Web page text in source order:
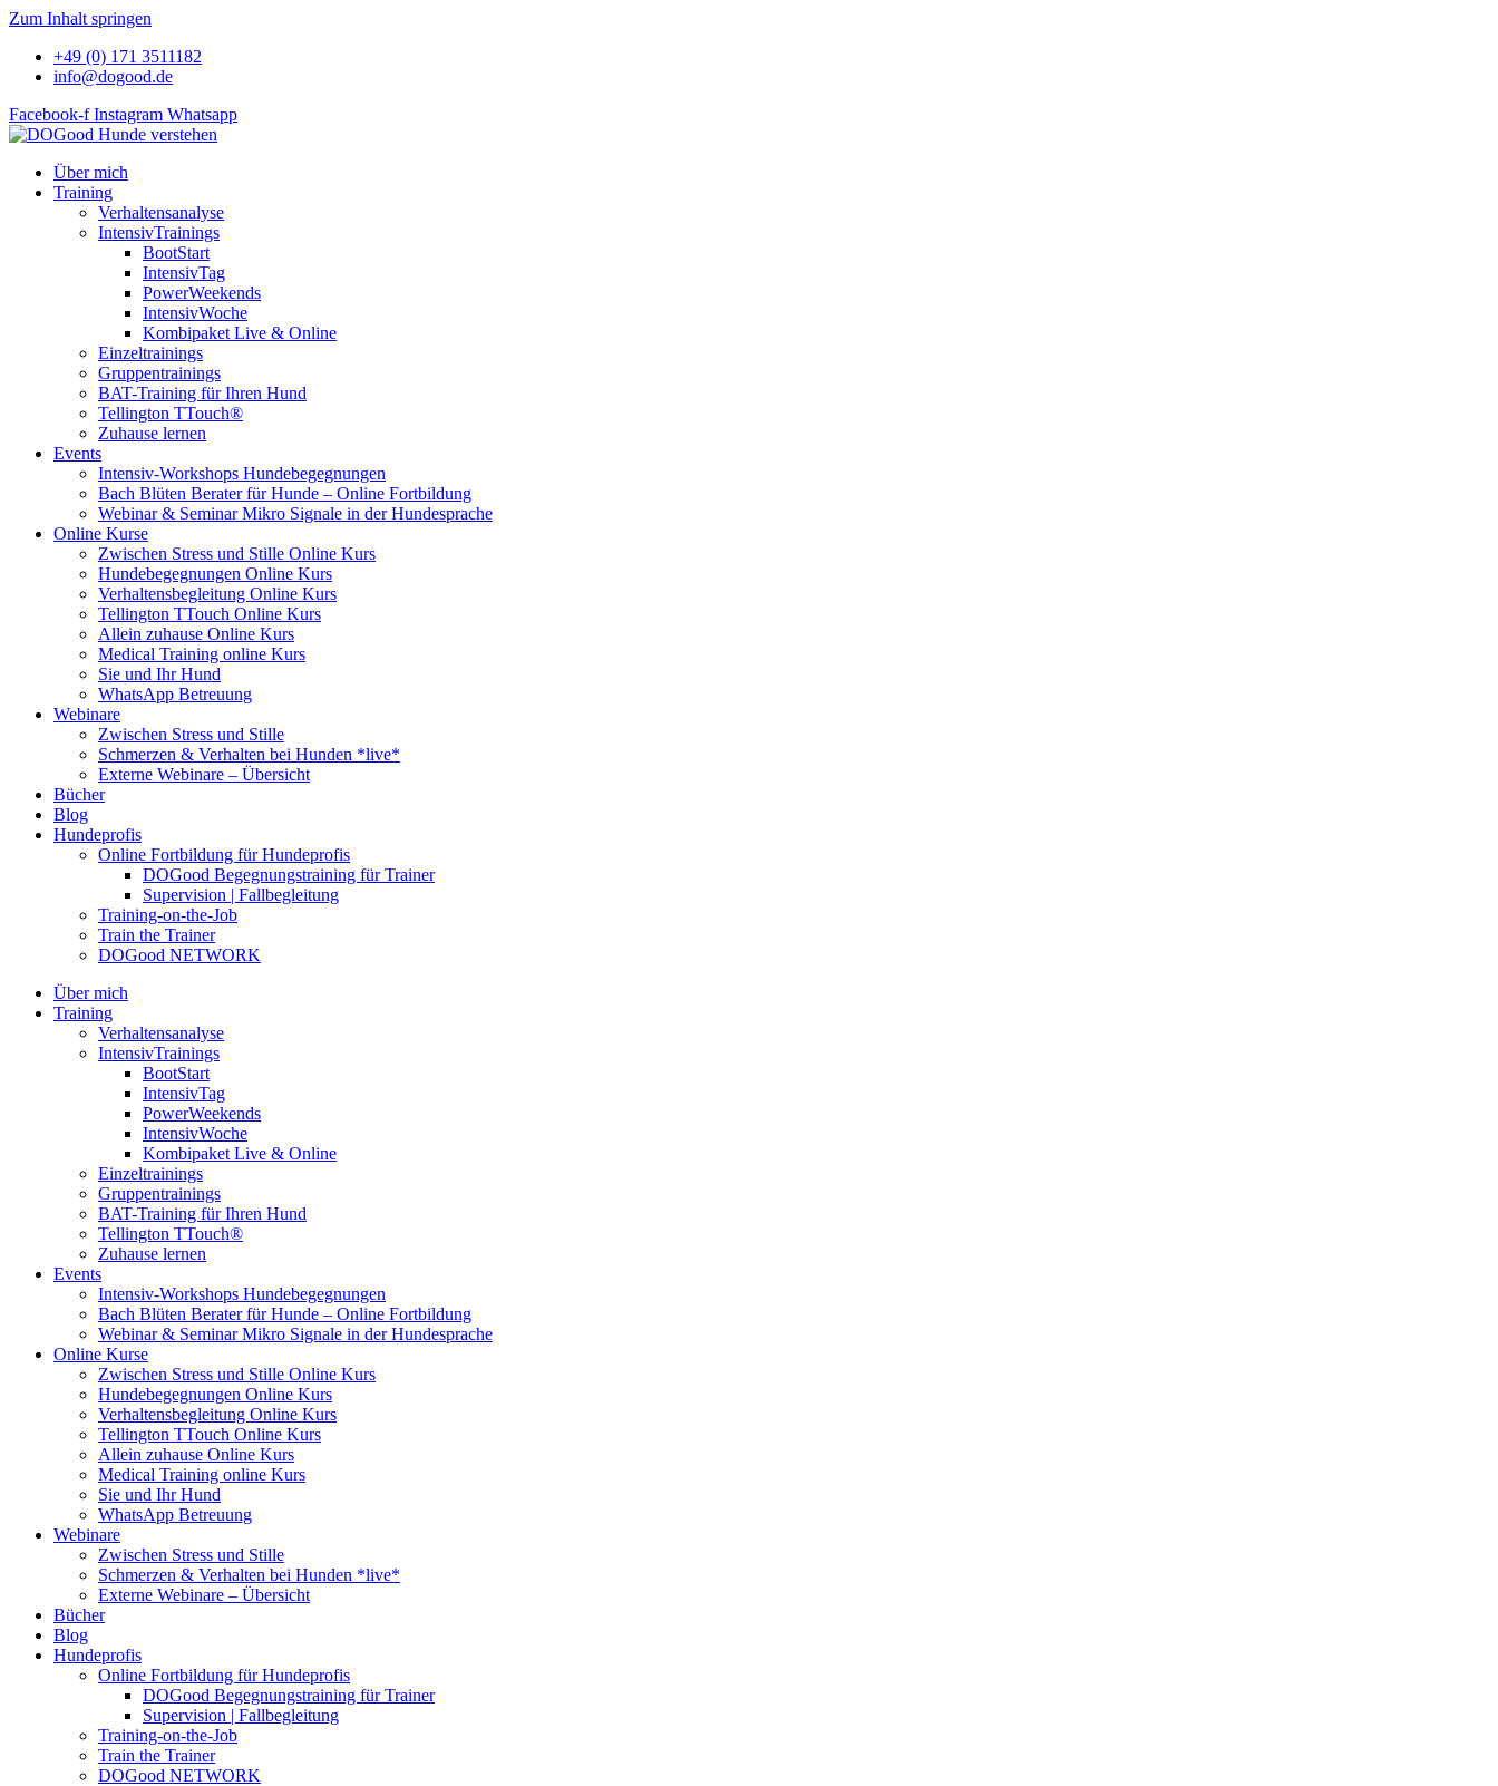
Zum Inhalt springen
+49 (0) 171 3511182
info@dogood.de
Facebook-f Instagram Whatsapp
Über mich
Training
Verhaltensanalyse
IntensivTrainings
BootStart
IntensivTag
PowerWeekends
IntensivWoche
Kombipaket Live & Online
Einzeltrainings
Gruppentrainings
BAT-Training für Ihren Hund
Tellington TTouch®
Zuhause lernen
Events
Intensiv-Workshops Hundebegegnungen
Bach Blüten Berater für Hunde – Online Fortbildung
Webinar & Seminar Mikro Signale in der Hundesprache
Online Kurse
Zwischen Stress und Stille Online Kurs
Hundebegegnungen Online Kurs
Verhaltensbegleitung Online Kurs
Tellington TTouch Online Kurs
Allein zuhause Online Kurs
Medical Training online Kurs
Sie und Ihr Hund
WhatsApp Betreuung
Webinare
Zwischen Stress und Stille
Schmerzen & Verhalten bei Hunden *live*
Externe Webinare – Übersicht
Bücher
Blog
Hundeprofis
Online Fortbildung für Hundeprofis
DOGood Begegnungstraining für Trainer
Supervision | Fallbegleitung
Training-on-the-Job
Train the Trainer
DOGood NETWORK
Über mich
Training
Verhaltensanalyse
IntensivTrainings
BootStart
IntensivTag
PowerWeekends
IntensivWoche
Kombipaket Live & Online
Einzeltrainings
Gruppentrainings
BAT-Training für Ihren Hund
Tellington TTouch®
Zuhause lernen
Events
Intensiv-Workshops Hundebegegnungen
Bach Blüten Berater für Hunde – Online Fortbildung
Webinar & Seminar Mikro Signale in der Hundesprache
Online Kurse
Zwischen Stress und Stille Online Kurs
Hundebegegnungen Online Kurs
Verhaltensbegleitung Online Kurs
Tellington TTouch Online Kurs
Allein zuhause Online Kurs
Medical Training online Kurs
Sie und Ihr Hund
WhatsApp Betreuung
Webinare
Zwischen Stress und Stille
Schmerzen & Verhalten bei Hunden *live*
Externe Webinare – Übersicht
Bücher
Blog
Hundeprofis
Online Fortbildung für Hundeprofis
DOGood Begegnungstraining für Trainer
Supervision | Fallbegleitung
Training-on-the-Job
Train the Trainer
DOGood NETWORK